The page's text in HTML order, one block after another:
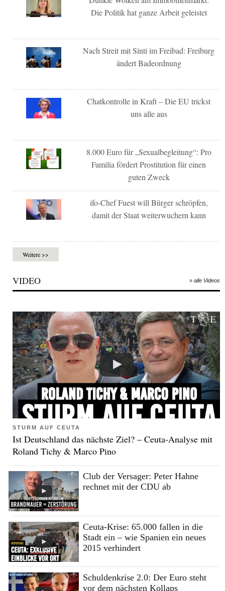
Die Politik hat ganze Arbeit geleistet
Nach Streit mit Sinti im Freibad: Freiburg
ändert Badeordnung
Chatkontrolle in Kraft – Die EU trickst
uns alle aus
8.000 Euro für „Sexualbegleitung“: Pro
Familia fördert Prostitution für einen
guten Zweck
ifo-Chef Fuest will Bürger schröpfen,
damit der Staat weiterwuchern kann
Weitere >>
VIDEO » alle Videos
STURM AUF CEUTA
Ist Deutschland das nächste Ziel? – Ceuta-Analyse mit
Roland Tichy & Marco Pino
Club der Versager: Peter Hahne
rechnet mit der CDU ab
Ceuta-Krise: 65.000 fallen in die
Stadt ein – wie Spanien ein neues
2015 verhindert
Schuldenkrise 2.0: Der Euro steht
vor dem nächsten Kollaps